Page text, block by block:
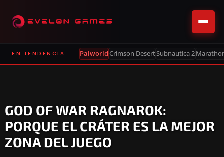
EN TENDENCIA PalworldCrimson DesertSubnautica 2
GOD OF WAR RAGNAROK:
PORQUE EL CRÁTER ES LA MEJOR
ZONA DEL JUEGO